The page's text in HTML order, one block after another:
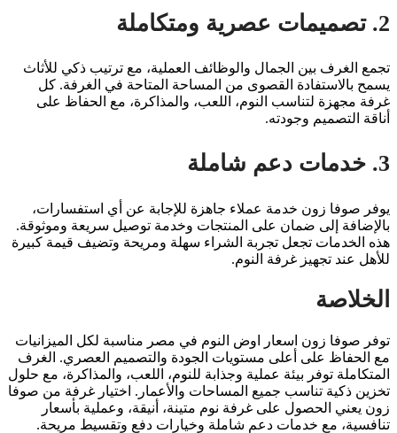
2. تصميمات عصرية ومتكاملة
تجمع الغرف بين الجمال والوظائف العملية، مع ترتيب ذكي للأثاث
يسمح بالاستفادة القصوى من المساحة المتاحة في الغرفة. كل
غرفة مجهزة لتناسب النوم، اللعب، والمذاكرة، مع الحفاظ على
أناقة التصميم وجودته.
3. خدمات دعم شاملة
يوفر صوفا زون خدمة عملاء جاهزة للإجابة عن أي استفسارات،
بالإضافة إلى ضمان على المنتجات وخدمة توصيل سريعة وموثوقة.
هذه الخدمات تجعل تجربة الشراء سهلة ومريحة وتضيف قيمة كبيرة
للأهل عند تجهيز غرفة النوم.
الخلاصة
توفر صوفا زون اسعار اوض النوم في مصر مناسبة لكل الميزانيات
مع الحفاظ على أعلى مستويات الجودة والتصميم العصري. الغرف
المتكاملة توفر بيئة عملية وجذابة للنوم، اللعب، والمذاكرة، مع حلول
تخزين ذكية تناسب جميع المساحات والأعمار. اختيار غرفة من صوفا
زون يعني الحصول على غرفة نوم متينة، أنيقة، وعملية بأسعار
تنافسية، مع خدمات دعم شاملة وخيارات دفع وتقسيط مريحة.